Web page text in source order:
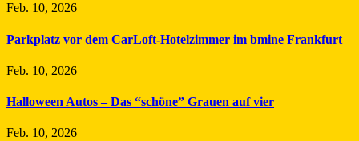
Feb. 10, 2026
Parkplatz vor dem CarLoft-Hotelzimmer im bmine Frankfurt
Feb. 10, 2026
Halloween Autos – Das “schöne” Grauen auf vier
Feb. 10, 2026